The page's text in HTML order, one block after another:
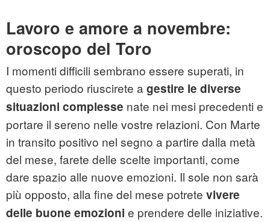
Lavoro e amore a novembre:
oroscopo del Toro
I momenti difficili sembrano essere superati, in
questo periodo riuscirete a gestire le diverse
situazioni complesse nate nei mesi precedenti e
portare il sereno nelle vostre relazioni. Con Marte
in transito positivo nel segno a partire dalla metà
del mese, farete delle scelte importanti, come
dare spazio alle nuove emozioni. Il sole non sarà
più opposto, alla fine del mese potrete vivere
delle buone emozioni e prendere delle iniziative.